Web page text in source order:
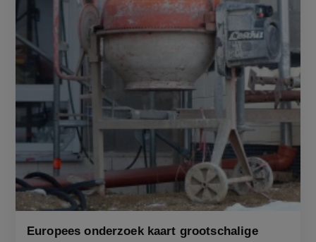
Europees onderzoek kaart grootschalige